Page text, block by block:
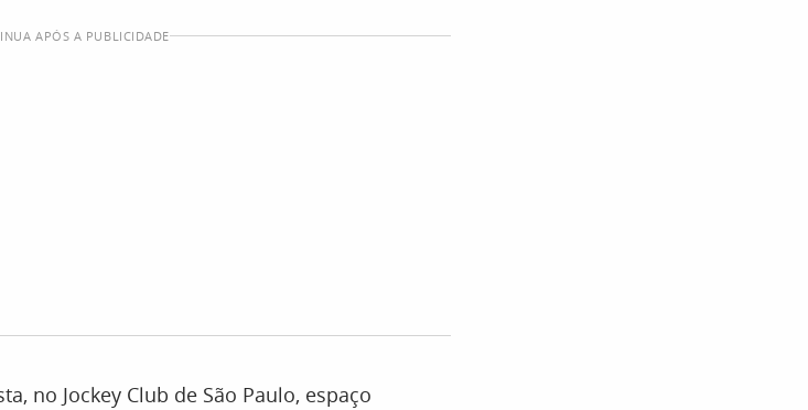
APÓS A PUBLICIDADE
no Jockey Club de São Paulo, espaço